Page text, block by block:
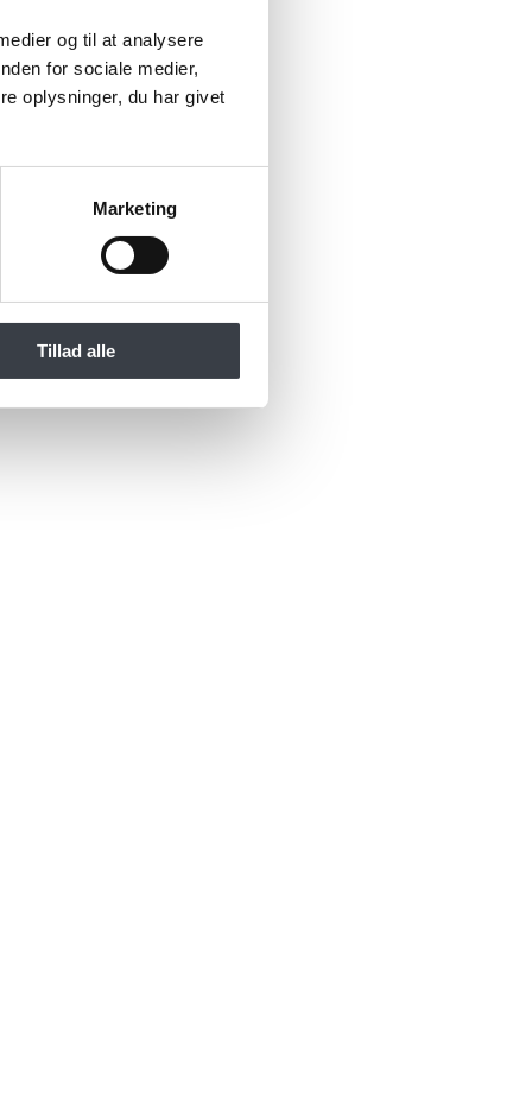
og til at analysere
for sociale medier,
oplysninger, du har givet
Marketing
Tillad alle